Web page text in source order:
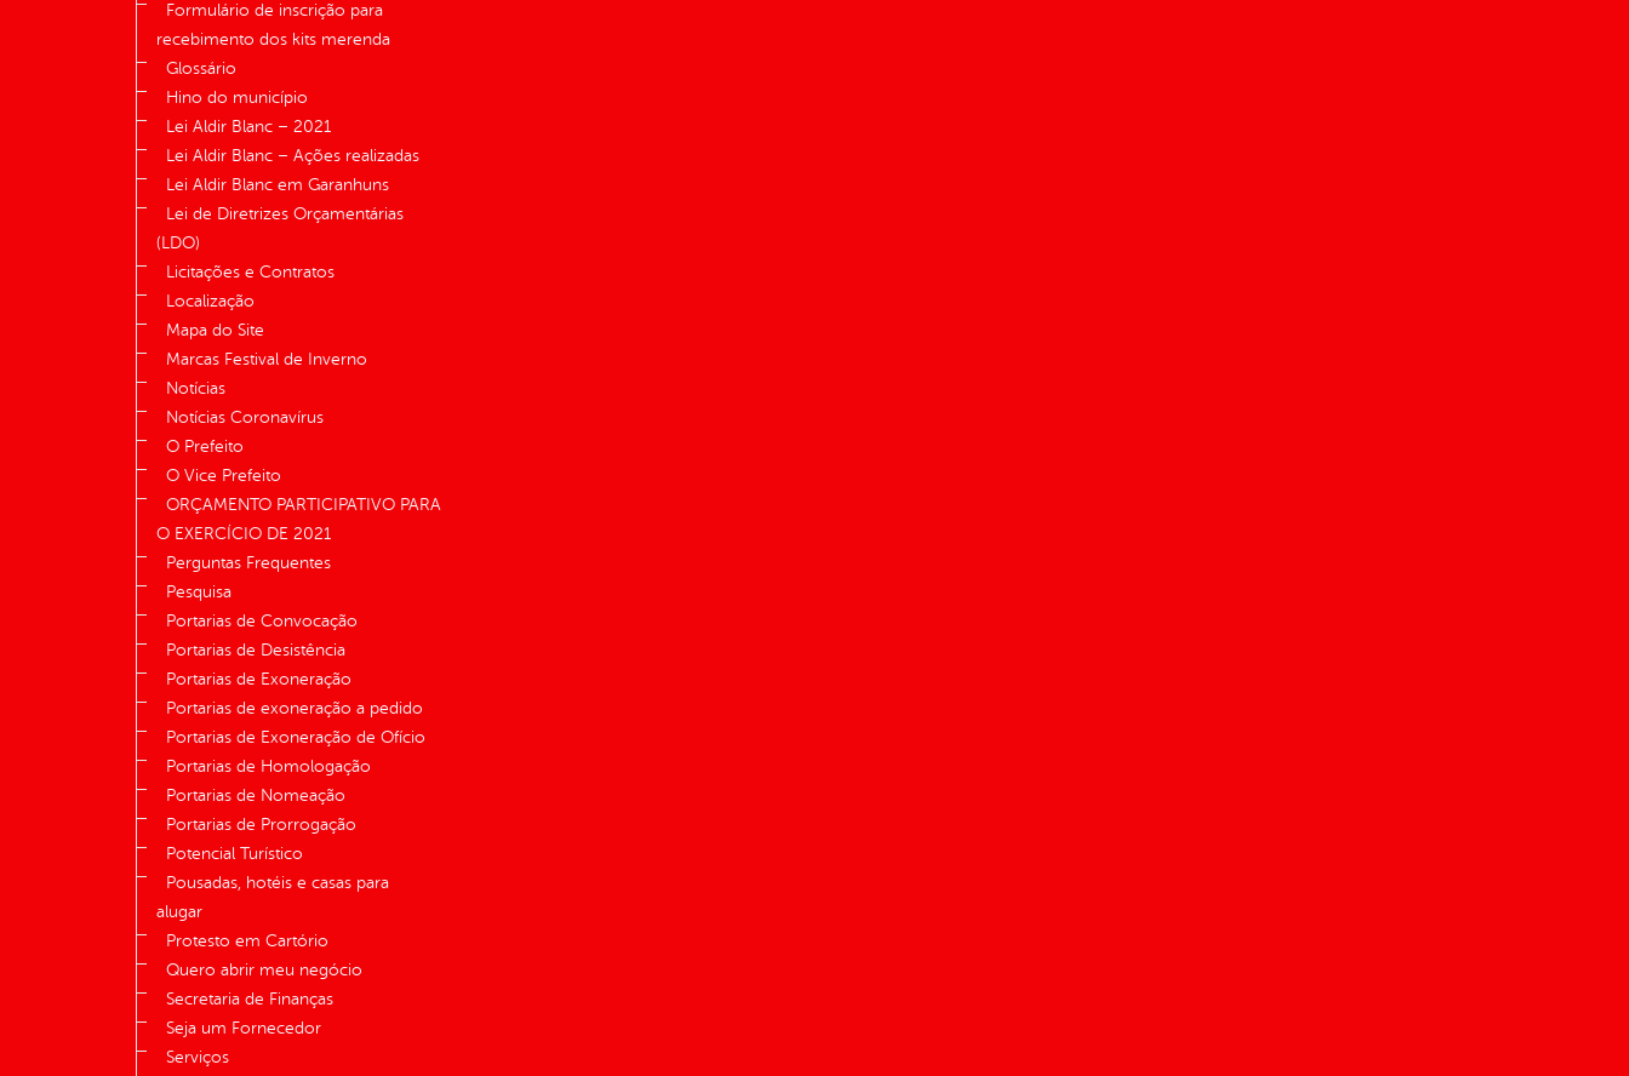
Formulário de inscrição para
recebimento dos kits merenda
Glossário
Hino do município
Lei Aldir Blanc – 2021
Lei Aldir Blanc – Ações realizadas
Lei Aldir Blanc em Garanhuns
Lei de Diretrizes Orçamentárias
(LDO)
Licitações e Contratos
Localização
Mapa do Site
Marcas Festival de Inverno
Notícias
Notícias Coronavírus
O Prefeito
O Vice Prefeito
ORÇAMENTO PARTICIPATIVO PARA
O EXERCÍCIO DE 2021
Perguntas Frequentes
Pesquisa
Portarias de Convocação
Portarias de Desistência
Portarias de Exoneração
Portarias de exoneração a pedido
Portarias de Exoneração de Ofício
Portarias de Homologação
Portarias de Nomeação
Portarias de Prorrogação
Potencial Turístico
Pousadas, hotéis e casas para
alugar
Protesto em Cartório
Quero abrir meu negócio
Secretaria de Finanças
Seja um Fornecedor
Serviços